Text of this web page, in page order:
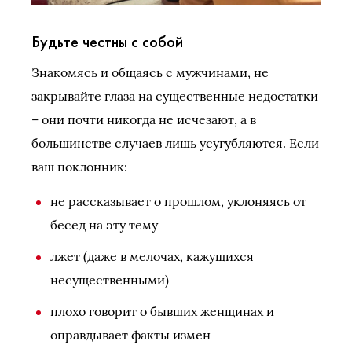
Будьте честны с собой
Знакомясь и общаясь с мужчинами, не
закрывайте глаза на существенные недостатки
– они почти никогда не исчезают, а в
большинстве случаев лишь усугубляются. Если
ваш поклонник:
не рассказывает о прошлом, уклоняясь от
бесед на эту тему
лжет (даже в мелочах, кажущихся
несущественными)
плохо говорит о бывших женщинах и
оправдывает факты измен